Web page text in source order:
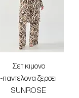
Σετ κιμονο
-παντελονα ζερσει
SUNROSE